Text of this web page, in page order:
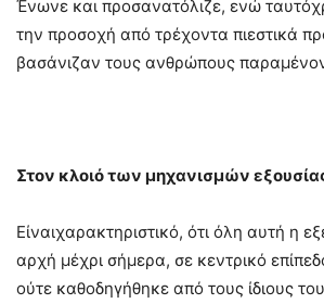
Ένωνε και προσανατόλιζε, ενώ
την προσοχή από τρέχοντα πιεστικά
βασάνιζαν τους ανθρώπους
Στον κλοιό των μηχανισμών
Είναιχαρακτηριστικό, ότι όλη αυτή η
αρχή μέχρι σήμερα, σε κεντρικό
ούτε καθοδηγήθηκε από τους ίδιους